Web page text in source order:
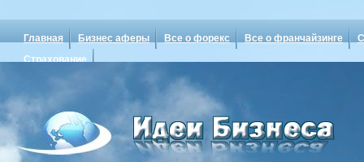
Главная Бизнес аферы Все о форекс Все о франчайзинге
Страхование